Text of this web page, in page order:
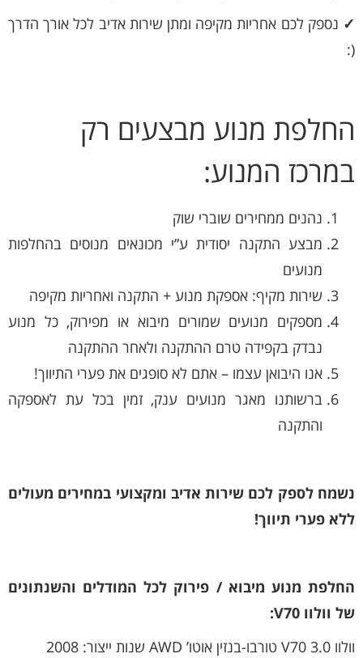
✓ נספק לכם אחריות מקיפה ומתן שירות אדיב לכל אורך הדרך
(:
החלפת מנוע מבצעים רק
במרכז המנוע:
נהנים ממחירים שוברי שוק
מבצע התקנה יסודית ע”י מכונאים מנוסים בהחלפות
מנועים
שירות מקיף: אספקת מנוע + התקנה ואחריות מקיפה
מספקים מנועים שמורים מיבוא או מפירוק, כל מנוע
נבדק בקפידה טרם ההתקנה ולאחר ההתקנה
אנו היבואן עצמו – אתם לא סופגים את פערי התיווך!
ברשותנו מאגר מנועים ענק, זמין בכל עת לאספקה
והתקנה
נשמח לספק לכם שירות אדיב ומקצועי במחירים מעולים
ללא פערי תיווך!
החלפת מנוע מיבוא / פירוק לכל המודלים והשנתונים
של וולוו V70:
וולוו V70 3.0 טורבו-בנזין אוטו’ AWD שנות ייצור: 2008